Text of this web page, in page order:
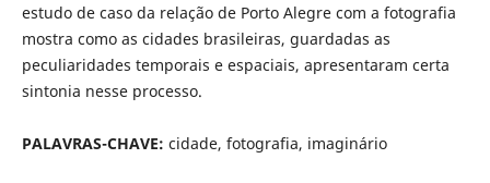
estudo de caso da relação de Porto Alegre com a fotografia
mostra como as cidades brasileiras, guardadas as
peculiaridades temporais e espaciais, apresentaram certa
sintonia nesse processo.
PALAVRAS-CHAVE: cidade, fotografia, imaginário